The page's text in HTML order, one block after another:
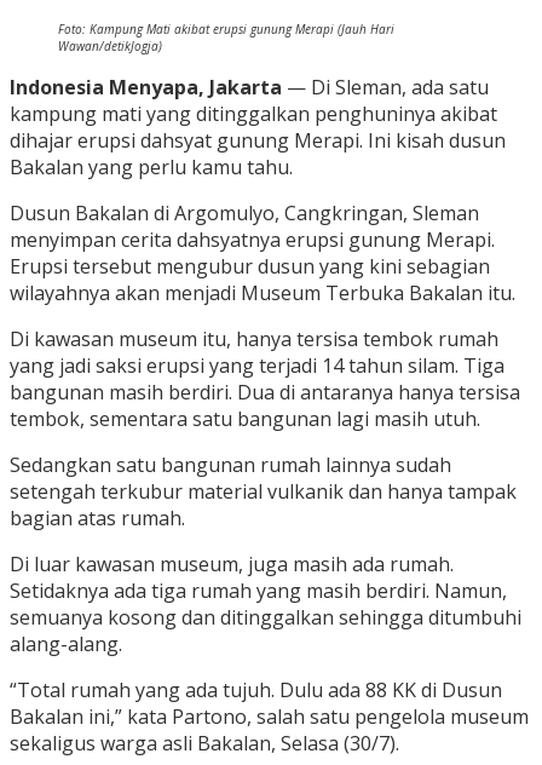
Foto: Kampung Mati akibat erupsi gunung Merapi (Jauh Hari
Wawan/detikJogja)
Indonesia Menyapa, Jakarta — Di Sleman, ada satu
kampung mati yang ditinggalkan penghuninya akibat
dihajar erupsi dahsyat gunung Merapi. Ini kisah dusun
Bakalan yang perlu kamu tahu.
Dusun Bakalan di Argomulyo, Cangkringan, Sleman
menyimpan cerita dahsyatnya erupsi gunung Merapi.
Erupsi tersebut mengubur dusun yang kini sebagian
wilayahnya akan menjadi Museum Terbuka Bakalan itu.
Di kawasan museum itu, hanya tersisa tembok rumah
yang jadi saksi erupsi yang terjadi 14 tahun silam. Tiga
bangunan masih berdiri. Dua di antaranya hanya tersisa
tembok, sementara satu bangunan lagi masih utuh.
Sedangkan satu bangunan rumah lainnya sudah
setengah terkubur material vulkanik dan hanya tampak
bagian atas rumah.
Di luar kawasan museum, juga masih ada rumah.
Setidaknya ada tiga rumah yang masih berdiri. Namun,
semuanya kosong dan ditinggalkan sehingga ditumbuhi
alang-alang.
“Total rumah yang ada tujuh. Dulu ada 88 KK di Dusun
Bakalan ini,” kata Partono, salah satu pengelola museum
sekaligus warga asli Bakalan, Selasa (30/7).